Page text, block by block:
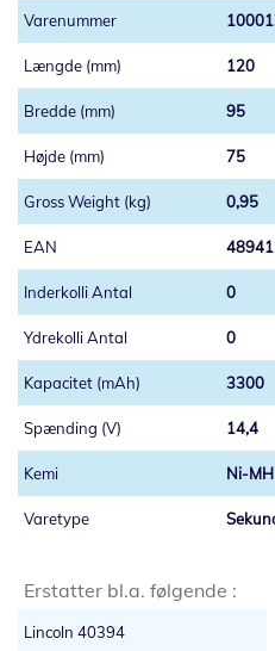
120
95
75
0,95
0
0
3300
14,4
Ni-MH
Erstatter bl.a. følgende :
Lincoln 40394